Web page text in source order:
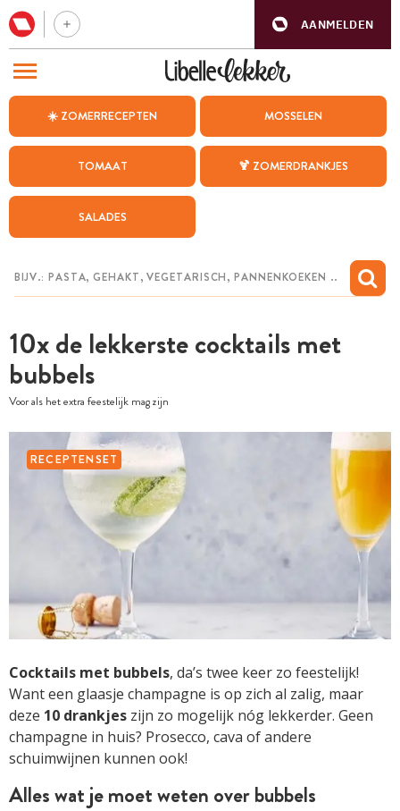
AANMELDEN
☀️ ZOMERRECEPTEN MOSSELEN
TOMAAT 🍹 ZOMERDRANKJES
SALADES
10x de lekkerste cocktails met
bubbels
Voor als het extra feestelijk mag zijn
RECEPTENSET
Cocktails met bubbels, da’s twee keer zo feestelijk!
Want een glaasje champagne is op zich al zalig, maar
deze 10 drankjes zijn zo mogelijk nóg lekkerder. Geen
champagne in huis? Prosecco, cava of andere
schuimwijnen kunnen ook!
Alles wat je moet weten over bubbels
BEZOEK ONZE ANDERE WEBSITES
WEEKMENU
CHAT MET MAIA
MIJN BEWAARDE RECEPTEN